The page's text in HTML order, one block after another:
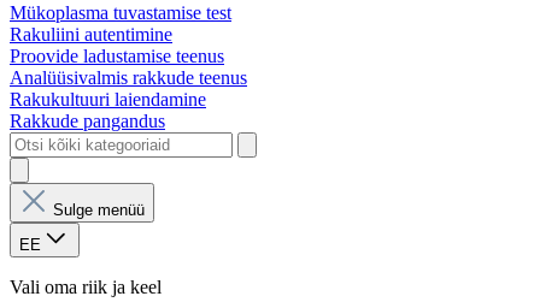
Mükoplasma tuvastamise test
Rakuliini autentimine
Proovide ladustamise teenus
Analüüsivalmis rakkude teenus
Rakukultuuri laiendamine
Rakkude pangandus
Sulge menüü
EE
Vali oma riik ja keel